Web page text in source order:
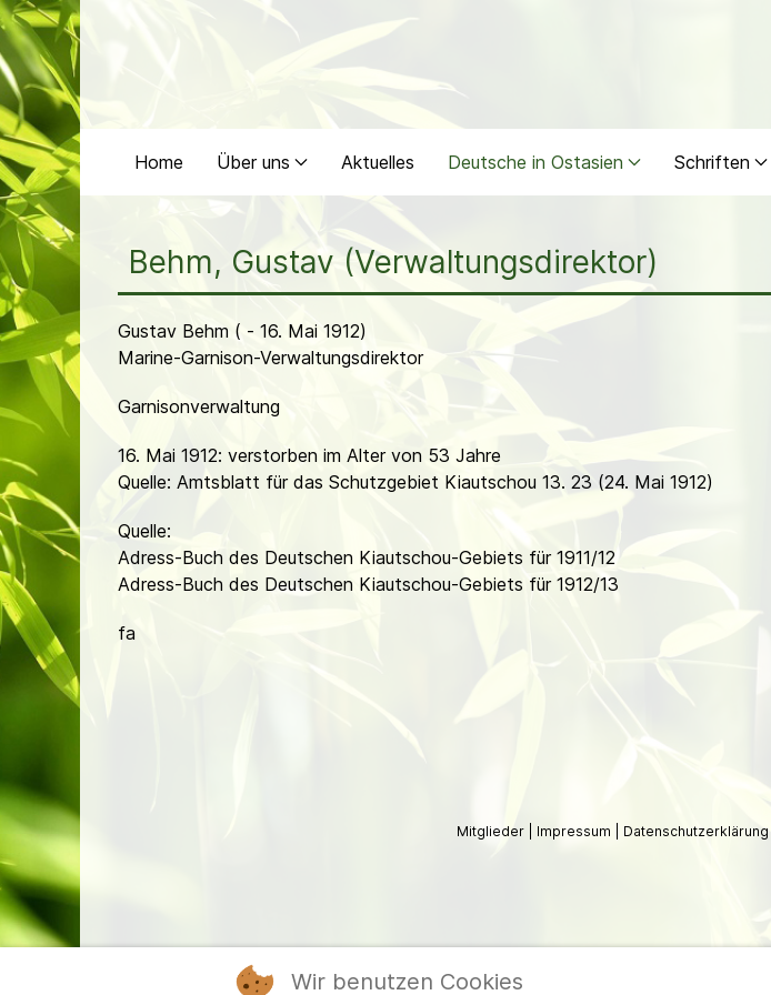
Home Über uns Aktuelles Deutsche in Ostasien Schriften
Behm, Gustav (Verwaltungsdirektor)
Gustav Behm ( - 16. Mai 1912)
Marine-Garnison-Verwaltungsdirektor
Garnisonverwaltung
16. Mai 1912: verstorben im Alter von 53 Jahre
Quelle: Amtsblatt für das Schutzgebiet Kiautschou 13. 23 (24. Mai 1912)
Quelle:
Adress-Buch des Deutschen Kiautschou-Gebiets für 1911/12
Adress-Buch des Deutschen Kiautschou-Gebiets für 1912/13
fa
Mitglieder Impressum Datenschutzerklärung
Wir benutzen Cookies